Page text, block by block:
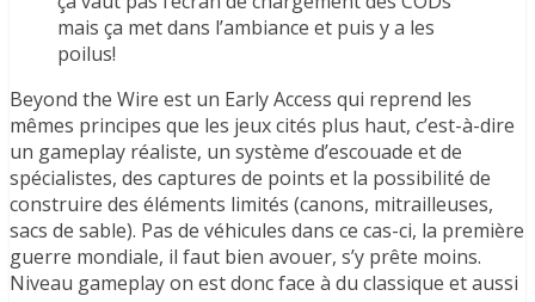
mais ça met dans l’ambiance et puis y a les
poilus!
Beyond the Wire est un Early Access qui reprend les
mêmes principes que les jeux cités plus haut, c’est-à-dire
un gameplay réaliste, un système d’escouade et de
spécialistes, des captures de points et la possibilité de
construire des éléments limités (canons, mitrailleuses,
sacs de sable). Pas de véhicules dans ce cas-ci, la première
guerre mondiale, il faut bien avouer, s’y prête moins.
Niveau gameplay on est donc face à du classique et aussi